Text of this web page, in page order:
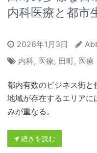
内科医療と都市
2026年1月3日
内科, 医療, 田町, 医療
都内有数のビジネス街と
地域が存在するエリアに
みが重なる。
続きを読む